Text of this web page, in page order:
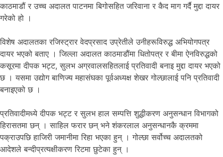
काठमाडौं र उच्च अदालत पाटनमा बिगोसहित जरिवाना र कैद माग गर्दै मुद्दा दायर
गरेको हो ।
विशेष अदालतका रजिस्ट्रार वेदप्रसाद उप्रेतीले उनीहरूविरुद्ध अभियोगपत्र
दायर भएको बताए । जिल्ला अदालत काठमाडौंमा धितोपत्र र बीमा ऐनविरुद्धको
कसूरमा दीपक भट्ट, सुलभ अग्रवालसहितलाई प्रतिवादी बनाइ मुद्दा दायर भएको
छ । यसमा उद्योग बाणिज्य महासंघका पूर्वअध्यक्ष शेखर गोल्छालाई पनि प्रतिवादी
बनाइएको छ ।
प्रतिवादीमध्ये दीपक भट्ट र सुलभ हाल सम्पत्ति शुद्धीकरण अनुसन्धान विभागको
हिरासतमा छन् । साहिल फरार छन् भने शंकरलाल अनुसन्धानकै क्रममा
पक्राउपछि हाजिरी जमानीमा रिहा भएका हुन् । गोल्छा सर्वोच्च अदालतको
आदेशले बन्दीप्रत्यक्षीकरण रिटमा छुटेका हुन् ।